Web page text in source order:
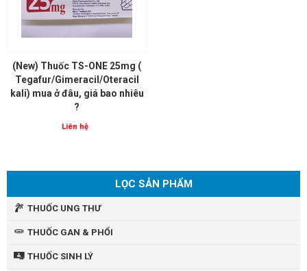
(New) Thuốc TS-ONE 25mg (
Tegafur/Gimeracil/Oteracil
kali) mua ở đâu, giá bao nhiêu
?
Liên hệ
LỌC SẢN PHẨM
THUỐC UNG THƯ
THUỐC GAN & PHỔI
THUỐC SINH LÝ